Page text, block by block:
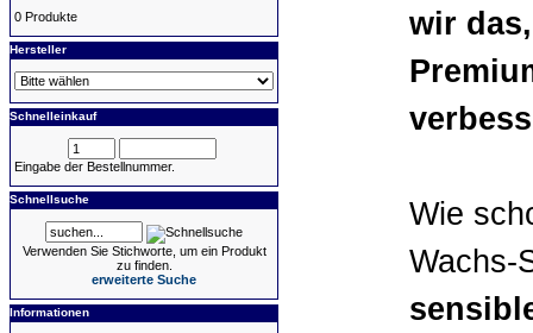
0 Produkte
Hersteller
Schnelleinkauf
Eingabe der Bestellnummer.
Schnellsuche
Verwenden Sie Stichworte, um ein Produkt
zu finden.
erweiterte Suche
Informationen
wir
Wie
Wachs-